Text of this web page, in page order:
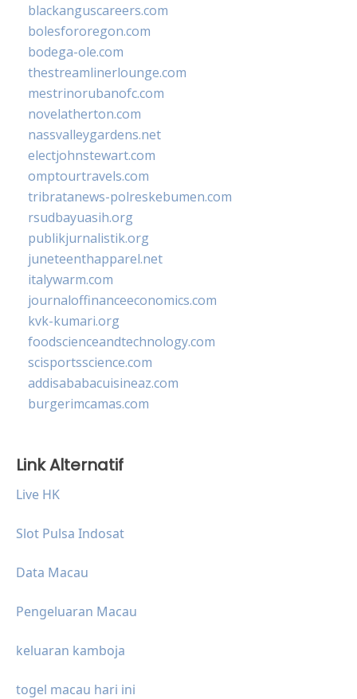
blackanguscareers.com
bolesfororegon.com
bodega-ole.com
thestreamlinerlounge.com
mestrinorubanofc.com
novelatherton.com
nassvalleygardens.net
electjohnstewart.com
omptourtravels.com
tribratanews-polreskebumen.com
rsudbayuasih.org
publikjurnalistik.org
juneteenthapparel.net
italywarm.com
journaloffinanceeconomics.com
kvk-kumari.org
foodscienceandtechnology.com
scisportsscience.com
addisababacuisineaz.com
burgerimcamas.com
Link Alternatif
Live HK
Slot Pulsa Indosat
Data Macau
Pengeluaran Macau
keluaran kamboja
togel macau hari ini